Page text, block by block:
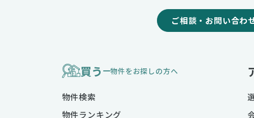
ご相談・お問い合わ
買う 物件をお探しの方へ
物件検索
物件ランキング